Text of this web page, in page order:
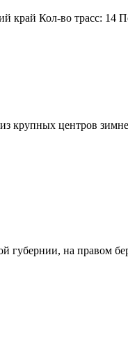
край Кол-во трасс:
крупных центров
губернии, на правом